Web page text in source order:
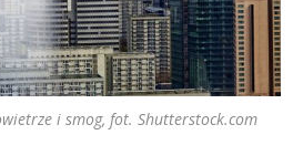
i smog, fot. Shutterstock.com